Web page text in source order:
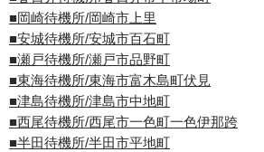
■岡崎待機所/岡崎市上里
■安城待機所/安城市百石町
■瀬戸待機所/瀬戸市品野町
■東海待機所/東海市富木島町伏見
■津島待機所/津島市中地町
■西尾待機所/西尾市一色町一色伊那跨
■半田待機所/半田市平地町